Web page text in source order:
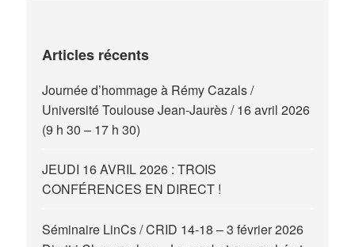
Articles récents
Journée d’hommage à Rémy Cazals /
Université Toulouse Jean-Jaurès / 16 avril 2026
(9 h 30 – 17 h 30)
JEUDI 16 AVRIL 2026 : TROIS
CONFÉRENCES EN DIRECT !
Séminaire LinCs / CRID 14-18 – 3 février 2026